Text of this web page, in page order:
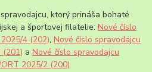
ktorý prináša bohaté
a športovej filatelie: Nové číslo
4 (202), Nové číslo spravodajcu
(201) a Nové číslo spravodajcu
2025/2 (200)